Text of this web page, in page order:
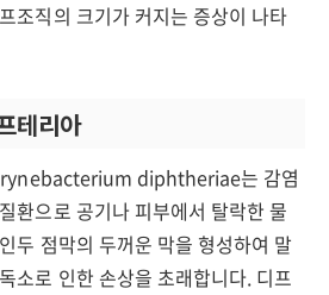
조직의 크기가 커지는 증상이 나타
테리아
diphtheriae는 감염
환으로 공기나 피부에서 탈락한 물
두 점막의 두꺼운 막을 형성하여 말
소로 인한 손상을 초래합니다. 디프